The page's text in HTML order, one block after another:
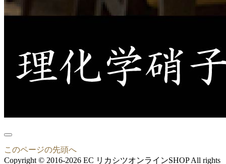
このページの先頭へ
Copyright © 2016-2026 EC リカシツオンラインSHOP All rights